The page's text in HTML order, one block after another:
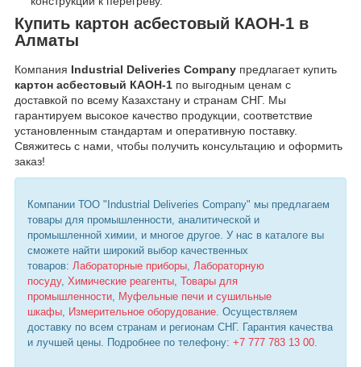
Купить картон асбестовый КАОН-1 в
Алматы
Компания Industrial Deliveries Company предлагает купить
картон асбестовый КАОН-1 по выгодным ценам с
доставкой по всему Казахстану и странам СНГ. Мы
гарантируем высокое качество продукции, соответствие
установленным стандартам и оперативную поставку.
Свяжитесь с нами, чтобы получить консультацию и оформить
заказ!
Компании ТОО "Industrial Deliveries Company" мы предлагаем
товары для промышленности, аналитической и
промышленной химии, и многое другое. У нас в каталоге вы
сможете найти широкий выбор качественных
товаров: Лабораторные приборы Лабораторную
посуду, Химические реагенты Товары для
промышленности Муфельные печи и сушильные
шкафы Измерительное оборудование . Осуществляем
доставку по всем странам и регионам СНГ. Гарантия качества
и лучшей цены. Подробнее по телефону: +7 777 783 13 00